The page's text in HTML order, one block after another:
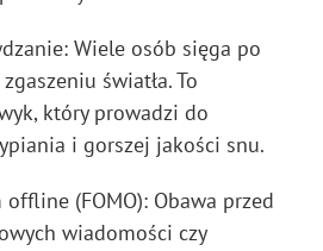
Wiele osób sięga po
światła. To
który prowadzi do
i gorszej jakości snu.
(FOMO): Obawa przed
wiadomości czy